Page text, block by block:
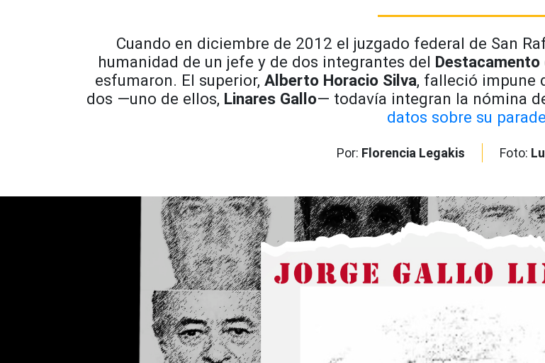
Cuando en diciembre de 2012 el juzgado federal de San
humanidad de un jefe y de dos integrantes del
esfumaron. El superior, Alberto Horacio Silva, falleció impune
dos —uno de ellos, Linares Gallo— todavía integran la nómina
datos sobre su
Por: Florencia Legakis Foto: